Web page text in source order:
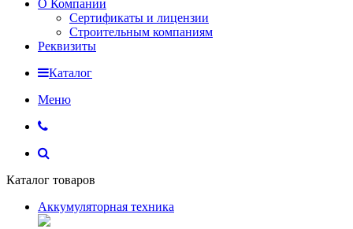
О Компании
Сертификаты и лицензии
Строительным компаниям
Реквизиты
Каталог
Меню
Каталог товаров
Аккумуляторная техника